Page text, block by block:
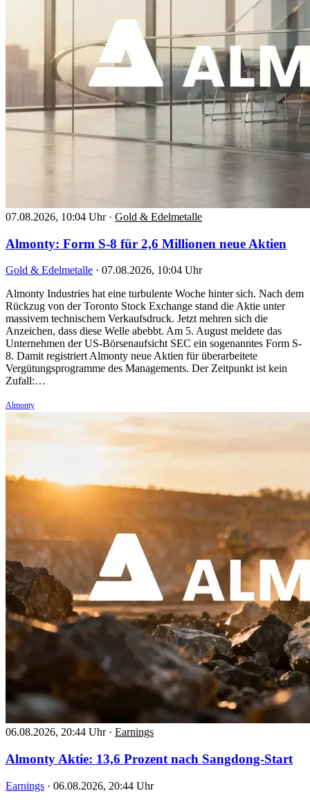
07.08.2026, 10:04 Uhr · Gold & Edelmetalle
Almonty: Form S-8 für 2,6 Millionen neue Aktien
Gold & Edelmetalle · 07.08.2026, 10:04 Uhr
Almonty Industries hat eine turbulente Woche hinter sich. Nach dem
Rückzug von der Toronto Stock Exchange stand die Aktie unter
massivem technischem Verkaufsdruck. Jetzt mehren sich die
Anzeichen, dass diese Welle abebbt. Am 5. August meldete das
Unternehmen der US-Börsenaufsicht SEC ein sogenanntes Form S-
8. Damit registriert Almonty neue Aktien für überarbeitete
Vergütungsprogramme des Managements. Der Zeitpunkt ist kein
Zufall:…
Almonty
06.08.2026, 20:44 Uhr · Earnings
Almonty Aktie: 13,6 Prozent nach Sangdong-Start
Earnings · 06.08.2026, 20:44 Uhr